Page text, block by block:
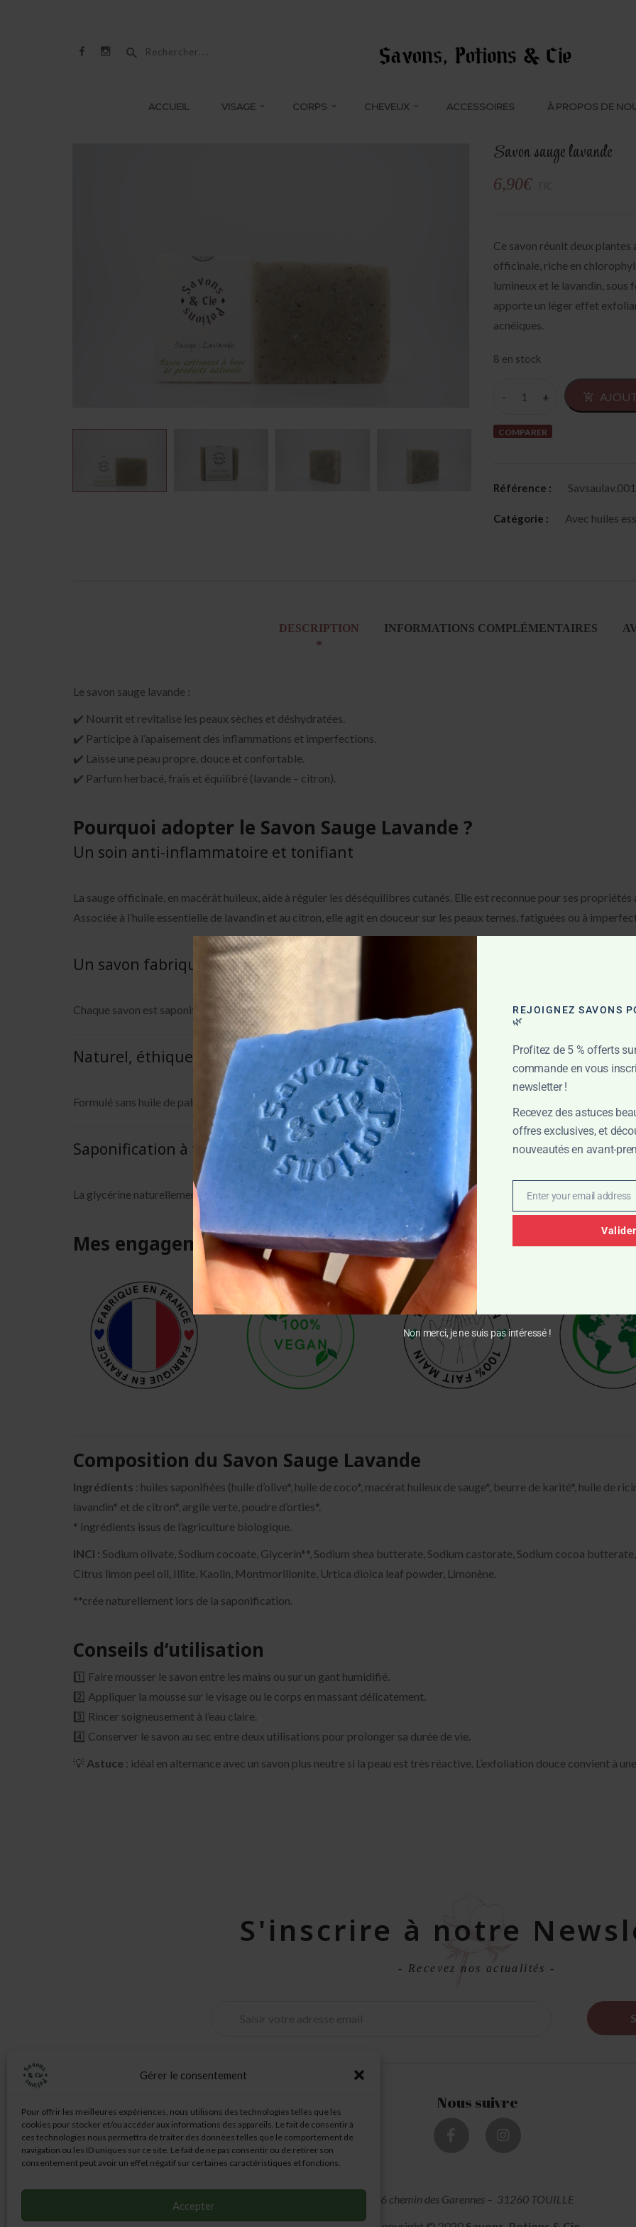
Gérer le consentement
Pour offrir les meilleures expériences, nous utilisons des technologies telles que les
cookies pour stocker et/ou accéder aux informations des appareils. Le fait de consentir à
ces technologies nous permettra de traiter des données telles que le comportement de
navigation ou les ID uniques sur ce site. Le fait de ne pas consentir ou de retirer son
consentement peut avoir un effet négatif sur certaines caractéristiques et fonctions.
Accepter
ACCUEIL VISAGE CORPS CHEVEUX ACCESSOIRES À PROPOS DE
Savon sauge lavande
6,90€
Ce savon réunit deux
officinale, riche en
lumineux et le lavandin, sous
apporte un léger effet
acnéiques.
8 en stock
COMPARER
Référence : Savsaulav.001
Catégorie : Avec huiles
DESCRIPTION INFORMATIONS COMPLÉMENTAIRES
Le savon sauge lavande :
✔️ Nourrit et revitalise les peaux sèches et déshydratées.
✔️ Participe à l’apaisement des inflammations et imperfections.
✔️ Laisse une peau propre, douce et confortable.
✔️ Parfum herbacé, frais et équilibré (lavande – citron).
Pourquoi adopter le Savon Sauge Lavande ?
Un soin anti-inflammatoire et tonifiant
La sauge officinale, en macérât huileux, aide à réguler les déséquilibres cutanés. Elle est reconnue pour ses
Associée à l’huile essentielle de lavandin et au citron, elle agit en douceur sur les peaux ternes, fatiguées ou à
Un savon fabriqué à la main dans les Pyrénées
Chaque savon est saponifié à froid et découpé à la main dans mon atelier. Cette méthode traditionnelle conserve
Naturel, éthique et biodégradable
Formulé sans huile de palme, sans conservateurs ni colorants synthétiques. L’argile verte et la poudre d’ortie
Saponification à froid : efficacité et douceur
La glycérine naturellement formée lors de la fabrication aide à préserver le film hydrolipidique de la peau, pour une
Mes engagements
Composition du Savon Sauge Lavande
Ingrédients : huiles saponifiées (huile d’olive*, huile de coco*, macérat huileux de sauge*, beurre de karité*, huile de
lavandin* et de citron*, argile verte, poudre d’orties*.
* Ingrédients issus de l’agriculture biologique.
INCI : Sodium olivate, Sodium cocoate, Glycerin**, Sodium shea butterate, Sodium castorate, Sodium cocoa
Citrus limon peel oil, Illite, Kaolin, Montmorillonite, Urtica dioica leaf powder, Limonène.
**crée naturellement lors de la saponification.
Conseils d’utilisation
1️⃣ Faire mousser le savon entre les mains ou sur un gant humidifié.
2️⃣ Appliquer la mousse sur le visage ou le corps en massant délicatement.
3️⃣ Rincer soigneusement à l’eau claire.
4️⃣ Conserver le savon au sec entre deux utilisations pour prolonger sa durée de vie.
💡 Astuce : idéal en alternance avec un savon plus neutre si la peau est très réactive. L’exfoliation douce convient à
S'inscrire à notre
- Recevez nos actualités -
CGV
Nous suivre
6 chemin des Garennes – 31260 TOUILLE
REJOIGNEZ SAVONS
🌿
Profitez de 5 % offerts
commande en vous
newsletter !
Recevez des astuces
offres exclusives, et
nouveautés en avant-
Enter your email address
Valider
Non merci, je ne suis pas intéressé !